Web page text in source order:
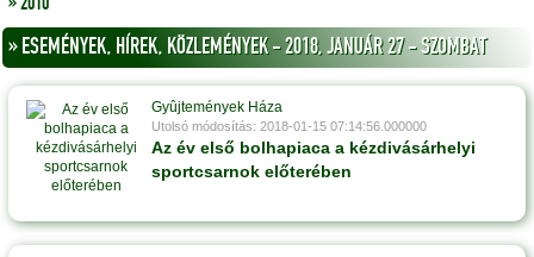
» ESEMÉNYEK, HÍREK, KÖZLEMÉNYEK - 2018, JANUÁR 27 - SZOMBAT
Gyûjtemények Háza
Utolsó módosítás: 2018-01-15 07:14:56.000000
Az év első bolhapiaca a kézdivásárhelyi
sportcsarnok előterében